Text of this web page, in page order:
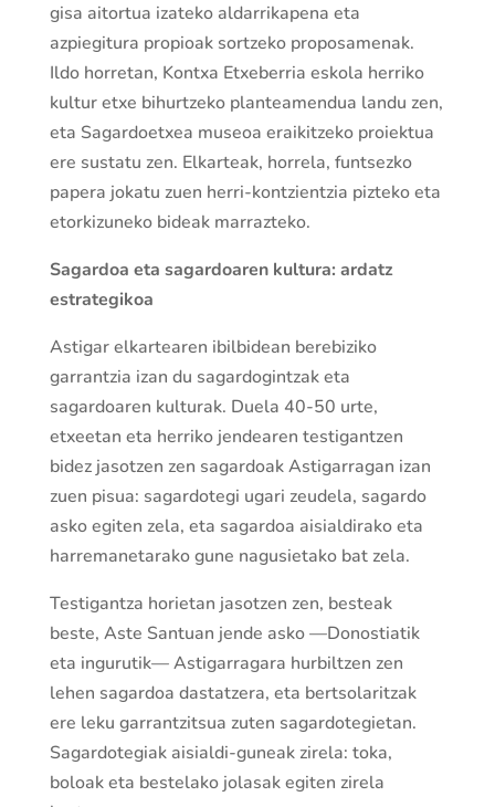
gisa aitortua izateko aldarrikapena eta
azpiegitura propioak sortzeko proposamenak.
Ildo horretan, Kontxa Etxeberria eskola herriko
kultur etxe bihurtzeko planteamendua landu zen,
eta Sagardoetxea museoa eraikitzeko proiektua
ere sustatu zen. Elkarteak, horrela, funtsezko
papera jokatu zuen herri-kontzientzia pizteko eta
etorkizuneko bideak marrazteko.
Sagardoa eta sagardoaren kultura: ardatz
estrategikoa
Astigar elkartearen ibilbidean berebiziko
garrantzia izan du sagardogintzak eta
sagardoaren kulturak. Duela 40-50 urte,
etxeetan eta herriko jendearen testigantzen
bidez jasotzen zen sagardoak Astigarragan izan
zuen pisua: sagardotegi ugari zeudela, sagardo
asko egiten zela, eta sagardoa aisialdirako eta
harremanetarako gune nagusietako bat zela.
Testigantza horietan jasotzen zen, besteak
beste, Aste Santuan jende asko —Donostiatik
eta ingurutik— Astigarragara hurbiltzen zen
lehen sagardoa dastatzera, eta bertsolaritzak
ere leku garrantzitsua zuten sagardotegietan.
Sagardotegiak aisialdi-guneak zirela: toka,
boloak eta bestelako jolasak egiten zirela